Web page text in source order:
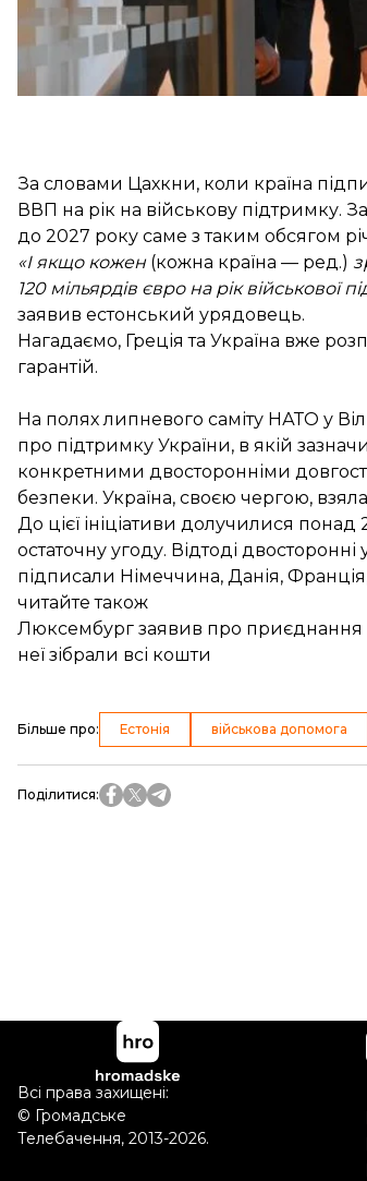
За словами Цахкни, коли країна
ВВП на рік на військову підтримку.
до 2027 року саме з таким обсягом
«І якщо кожен (кожна країна — ред.)
120 мільярдів євро на рік військової
заявив естонський урядовець.
Нагадаємо, Греція та Україна вже
гарантій.
На полях липневого саміту НАТО у
про підтримку України, в якій
конкретними двосторонніми
безпеки. Україна, своєю чергою,
До цієї ініціативи долучилися понад
остаточну угоду. Відтоді
підписали Німеччина, Данія, Франція
читайте також
Люксембург заявив про приєднання
неї зібрали всі кошти
Більше про: Естонія військова допомога
Поділитися:
Всі права захищені:
© Громадське
Телебачення, 2013-2026.